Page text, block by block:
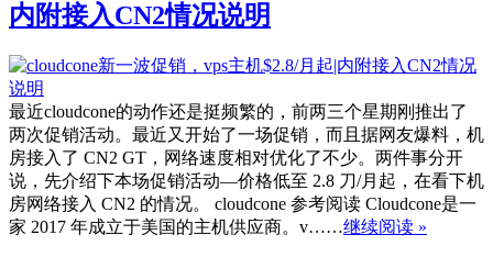
内附接入CN2情况说明
最近cloudcone的动作还是挺频繁的，前两三个星期刚推出了
两次促销活动。最近又开始了一场促销，而且据网友爆料，机
房接入了 CN2 GT，网络速度相对优化了不少。两件事分开
说，先介绍下本场促销活动—价格低至 2.8 刀/月起，在看下机
房网络接入 CN2 的情况。 cloudcone 参考阅读 Cloudcone是一
家 2017 年成立于美国的主机供应商。v……继续阅读 »